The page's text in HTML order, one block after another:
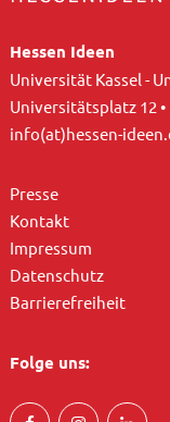
Hessen Ideen
Universität Kassel -
Universitätsplatz 12 •
info(at)hessen-
Presse
Kontakt
Impressum
Datenschutz
Barrierefreiheit
Folge uns: